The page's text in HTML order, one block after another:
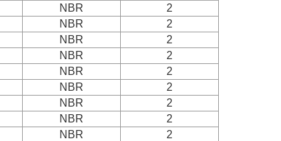
NBR
2
NBR
2
NBR
2
NBR
2
NBR
2
NBR
2
NBR
2
NBR
2
NBR 2